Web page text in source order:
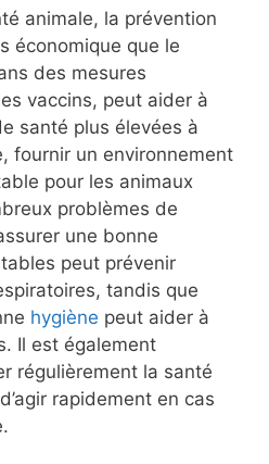
animale, la prévention
économique que le
des mesures
vaccins, peut aider à
santé plus élevées à
fournir un environnement
pour les animaux
problèmes de
une bonne
peut prévenir
tandis que
hygiène peut aider à
Il est également
régulièrement la santé
rapidement en cas